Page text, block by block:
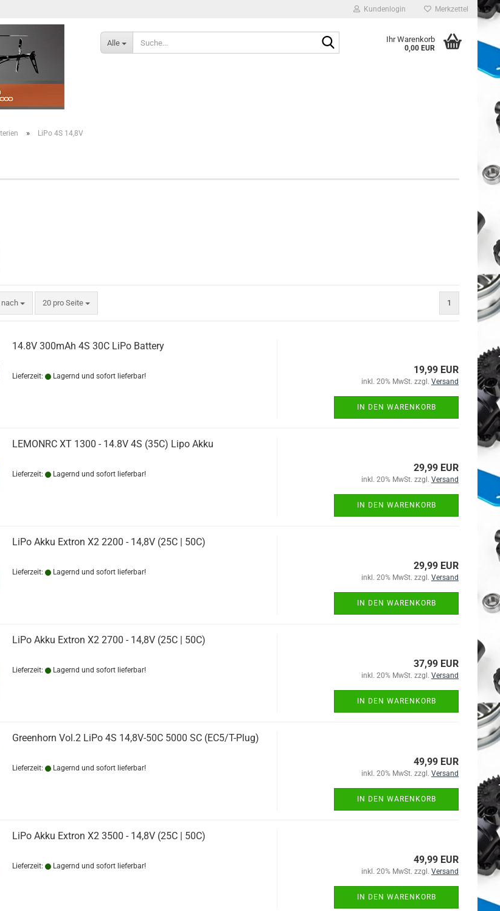
Kundenlogin
Konto erstellen
Merkzettel
Alle Ihr Warenkorb
0,00 EUR
» LiPo 4S 14,8V
20 pro Seite
pro Seite 1
14.8V 300mAh 4S 30C LiPo Battery
Lieferzeit: Lagernd und sofort lieferbar!
19,99 EUR
inkl. 20% MwSt. zzgl. Versand
IN DEN WARENKORB
LEMONRC XT 1300 - 14.8V 4S (35C) Lipo Akku
Lieferzeit: Lagernd und sofort lieferbar!
29,99 EUR
inkl. 20% MwSt. zzgl. Versand
IN DEN WARENKORB
LiPo Akku Extron X2 2200 - 14,8V (25C | 50C)
Lieferzeit: Lagernd und sofort lieferbar!
29,99 EUR
inkl. 20% MwSt. zzgl. Versand
IN DEN WARENKORB
LiPo Akku Extron X2 2700 - 14,8V (25C | 50C)
Lieferzeit: Lagernd und sofort lieferbar!
37,99 EUR
inkl. 20% MwSt. zzgl. Versand
IN DEN WARENKORB
Greenhorn Vol.2 LiPo 4S 14,8V-50C 5000 SC (EC5/T-Plug)
Lieferzeit: Lagernd und sofort lieferbar!
49,99 EUR
inkl. 20% MwSt. zzgl. Versand
IN DEN WARENKORB
LiPo Akku Extron X2 3500 - 14,8V (25C | 50C)
Lieferzeit: Lagernd und sofort lieferbar!
49,99 EUR
inkl. 20% MwSt. zzgl. Versand
IN DEN WARENKORB